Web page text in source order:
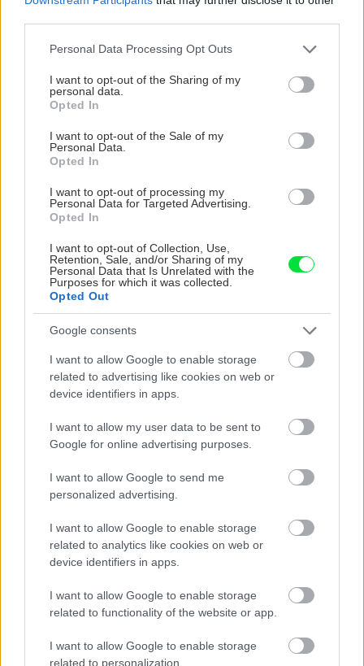
Please note that this website/app uses one or more Google
not limited to your visit or usage behaviour. You may click to
grant or deny consent to Google and its third-party tags to
use your data for below specified purposes in below Google
consent section.
Personal Data Processing Opt Outs
I want to opt-out of the Sharing of my
personal data.
Opted In
I want to opt-out of the Sale of my
Personal Data.
Opted In
I want to opt-out of processing my
Personal Data for Targeted Advertising.
Opted In
I want to opt-out of Collection, Use,
Retention, Sale, and/or Sharing of my
Personal Data that Is Unrelated with the
Purposes for which it was collected.
Opted Out
Google consents
I want to allow Google to enable storage
related to advertising like cookies on web or
device identifiers in apps.
I want to allow my user data to be sent to
Google for online advertising purposes.
I want to allow Google to send me
personalized advertising.
I want to allow Google to enable storage
related to analytics like cookies on web or
device identifiers in apps.
I want to allow Google to enable storage
related to functionality of the website or app.
I want to allow Google to enable storage
related to personalization.
Vnútorné žalúzie sú v 40-stupňových
horúčavách pasca: Prečo z okna robia radiátor
a ako to vyriešiť za pár eur?
vydrží roky? Pavol ich takto vyrobil už stovky